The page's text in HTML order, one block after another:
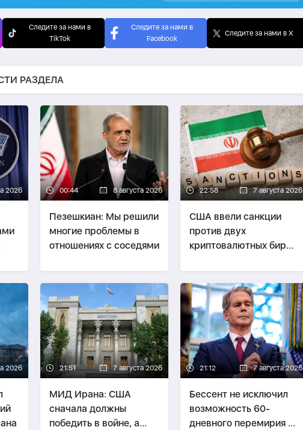
Следите за нами в
TikTok
Следите за нами в
Facebook
Следите за нами в X
РАЗДЕЛА
2026 00:44 8 августа 2026
Пезешкиан: Мы решили
многие проблемы в
отношениях с соседями
22:58 7 августа 2026
США ввели санкции
против двух
криптовалютных бирж,
оказывавших
финансовую помощь
Ирану
2026 21:51 7 августа 2026
МИД Ирана: США
сначала должны
победить в войне, а
21:12 7 августа 2026
Бессент не исключил
возможность 60-
дневного перемирия с